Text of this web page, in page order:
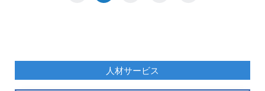
人材サービス